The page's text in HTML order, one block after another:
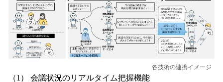
各技術の連携イメージ
（1） 会議状況のリアルタイム把握機能